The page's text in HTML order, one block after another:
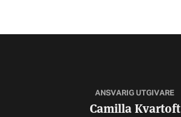
ANSVARIG UTGIVARE
Camilla Kvartoft